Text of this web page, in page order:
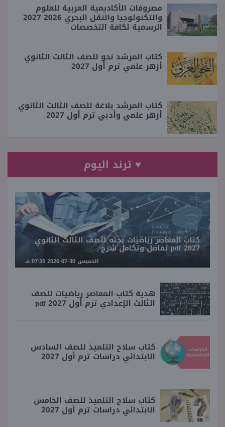
مصروفات الأكاديمية العربية للعلوم
والتكنولوجيا والنقل البحري 2026 2027
الرسمية لكافة التخصصات
كتاب المرشد نحو للصف الثالث الثانوي
أزهر علمي ترم أول 2027
كتاب المرشد بلاغة للصف الثالث الثانوي
أزهر علمي وأدبي ترم أول 2027
♥ ترند اليوم
كتاب المعاصر رياضيات بحته للصف الثالث الثانوي
2027 pdf تفاضل وتكامل شرح
الخميس 30-07-2026 07:35 مـ
هدية كتاب المعاصر رياضيات للصف
الثالث الإعدادي ترم أول 2027 pdf
كتاب سلاح التلميذ للصف السادس
الابتدائي دراسات ترم أول 2027
كتاب سلاح التلميذ للصف الخامس
الابتدائي دراسات ترم أول 2027